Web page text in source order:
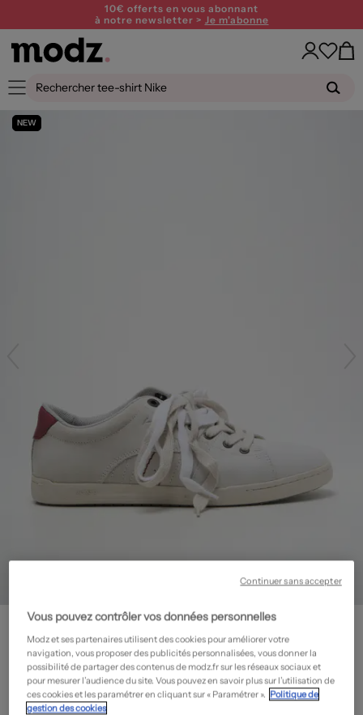
10€ offerts en vous abonnant
à notre newsletter > Je m'abonne
NEW
KICKERS
Baskets - Matière lisse- Outlet
49,50€
Prix boutique : 99,00€ -50%
Vous pouvez contrôler vos données personnelles
Modz et ses partenaires utilisent des cookies pour améliorer votre
navigation, vous proposer des publicités personnalisées, vous donner la
possibilité de partager des contenus de modz.fr sur les réseaux sociaux et
pour mesurer l’audience du site. Vous pouvez en savoir plus sur l’utilisation de
ces cookies et les paramétrer en cliquant sur « Paramétrer ». Politique de
gestion des cookies
Continuer sans accepter